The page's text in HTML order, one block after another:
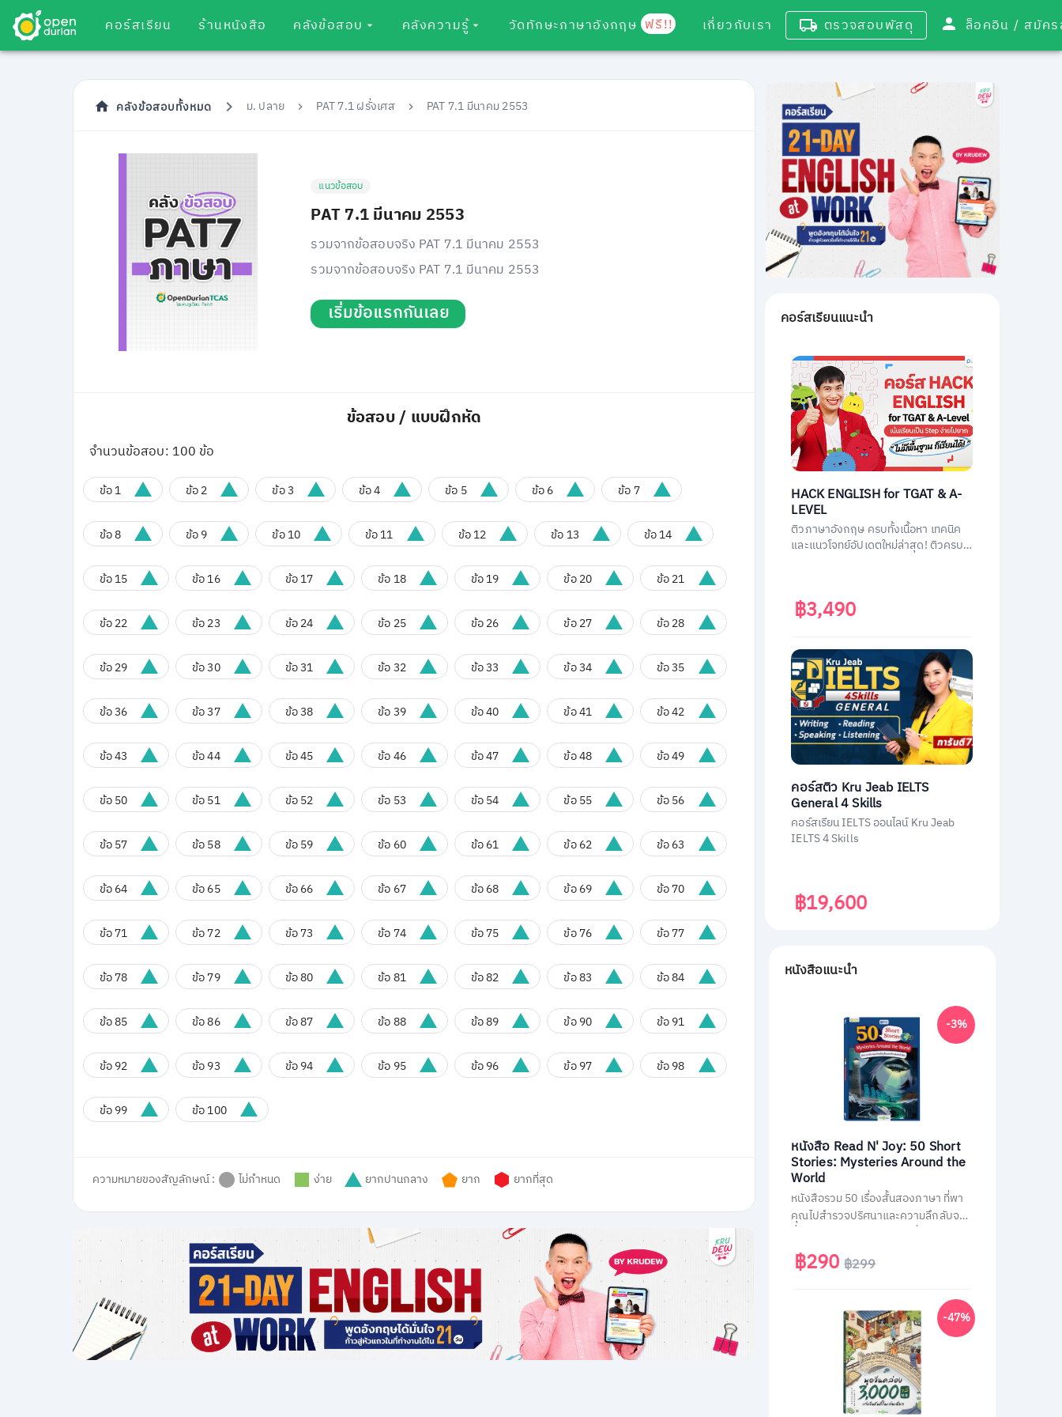
คอร์สเรียน ร้านหนังสือ คลังข้อสอบ คลังความรู้ วัดทักษะภาษาอังกฤษ ฟรี!! เกี่ยวกับเรา ตรวจสอบพัสดุ ล็อคอิน /
คลังข้อสอบทั้งหมด ม. ปลาย PAT 7.1 ฝรั่งเศส PAT 7.1 มีนาคม 2553
แนวข้อสอบ
PAT 7.1 มีนาคม 2553
รวมจากข้อสอบจริง PAT 7.1 มีนาคม 2553
รวมจากข้อสอบจริง PAT 7.1 มีนาคม 2553
เริ่มข้อแรกกันเลย
ข้อสอบ / แบบฝึกหัด
จำนวนข้อสอบ: 100 ข้อ
ข้อ 1 ข้อ 2 ข้อ 3 ข้อ 4 ข้อ 5 ข้อ 6 ข้อ 7
ข้อ 8 ข้อ 9 ข้อ 10 ข้อ 11 ข้อ 12 ข้อ 13 ข้อ 14
ข้อ 15 ข้อ 16 ข้อ 17 ข้อ 18 ข้อ 19 ข้อ 20 ข้อ 21
ข้อ 22 ข้อ 23 ข้อ 24 ข้อ 25 ข้อ 26 ข้อ 27 ข้อ 28
ข้อ 29 ข้อ 30 ข้อ 31 ข้อ 32 ข้อ 33 ข้อ 34 ข้อ 35
ข้อ 36 ข้อ 37 ข้อ 38 ข้อ 39 ข้อ 40 ข้อ 41 ข้อ 42
ข้อ 43 ข้อ 44 ข้อ 45 ข้อ 46 ข้อ 47 ข้อ 48 ข้อ 49
ข้อ 50 ข้อ 51 ข้อ 52 ข้อ 53 ข้อ 54 ข้อ 55 ข้อ 56
ข้อ 57 ข้อ 58 ข้อ 59 ข้อ 60 ข้อ 61 ข้อ 62 ข้อ 63
ข้อ 64 ข้อ 65 ข้อ 66 ข้อ 67 ข้อ 68 ข้อ 69 ข้อ 70
ข้อ 71 ข้อ 72 ข้อ 73 ข้อ 74 ข้อ 75 ข้อ 76 ข้อ 77
ข้อ 78 ข้อ 79 ข้อ 80 ข้อ 81 ข้อ 82 ข้อ 83 ข้อ 84
ข้อ 85 ข้อ 86 ข้อ 87 ข้อ 88 ข้อ 89 ข้อ 90 ข้อ 91
ข้อ 92 ข้อ 93 ข้อ 94 ข้อ 95 ข้อ 96 ข้อ 97 ข้อ 98
ข้อ 99 ข้อ 100
ความหมายของสัญลักษณ์ : ไม่กำหนด ง่าย ยากปานกลาง ยาก ยากที่สุด
คอร์สเรียนแนะนำ
HACK ENGLISH for TGAT & A-
LEVEL
ติวภาษาอังกฤษ ครบทั้งเนื้อหา เทคนิค
และแนวโจทย์อัปเดตใหม่ล่าสุด! ติวครบ
฿3,490
คอร์สติว Kru Jeab IELTS
General 4 Skills
คอร์สเรียน IELTS ออนไลน์ Kru Jeab
IELTS 4 Skills
฿19,600
หนังสือแนะนำ
หนังสือ Read N' Joy: 50 Short
Stories: Mysteries Around the
World
หนังสือรวม 50 เรื่องสั้นสองภาษา ที่พา
คุณไปสำรวจปริศนาและความลึกลับจาก
และสามเหลี่ยมเบอร์มิวด้า อ่านง่าย จบใน
หน้าเดียว พร้อม QR Code ฟังเสียง
1,500 คำ ช่วยพัฒนาทักษะอ่าน-ฟัง
ภาษาอังกฤษได้อย่างสนุกสนาน เหมาะ
สำหรับผู้ที่ชอบเรื่องลึกลับและต้องการ
ฝึกภาษาในเวลาเดียวกัน
-3%
฿290฿299
-47%